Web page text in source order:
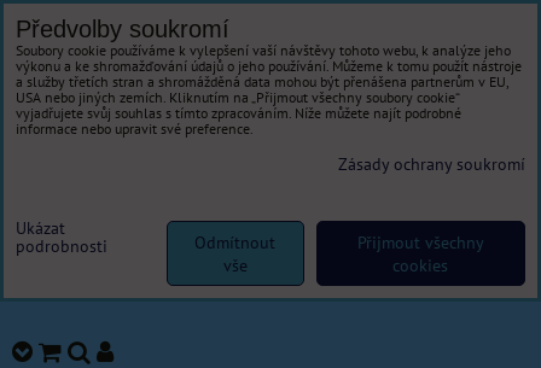
Předvolby soukromí
Soubory cookie používáme k vylepšení vaší návštěvy tohoto webu, k analýze jeho
výkonu a ke shromažďování údajů o jeho používání. Můžeme k tomu použít nástroje
a služby třetích stran a shromážděná data mohou být přenášena partnerům v EU,
USA nebo jiných zemích. Kliknutím na „Přijmout všechny soubory cookie“
vyjadřujete svůj souhlas s tímto zpracováním. Níže můžete najít podrobné
informace nebo upravit své preference.
Zásady ochrany soukromí
Ukázat
podrobnosti
Přijmout všechny
cookies
Odmítnout
vše